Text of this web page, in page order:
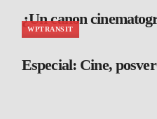
¿Un canon
WPTRANSIT
Especial: Cine,